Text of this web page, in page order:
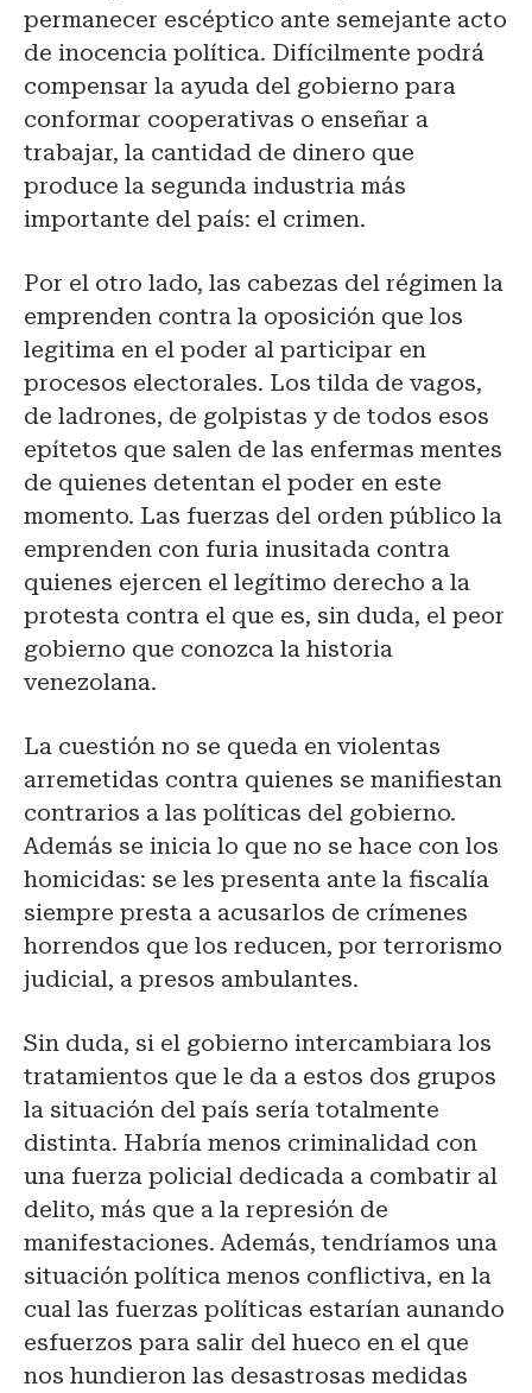
permanecer escéptico ante semejante acto
de inocencia política. Difícilmente podrá
compensar la ayuda del gobierno para
conformar cooperativas o enseñar a
trabajar, la cantidad de dinero que
produce la segunda industria más
importante del país: el crimen.
Por el otro lado, las cabezas del régimen la
emprenden contra la oposición que los
legitima en el poder al participar en
procesos electorales. Los tilda de vagos,
de ladrones, de golpistas y de todos esos
epítetos que salen de las enfermas mentes
de quienes detentan el poder en este
momento. Las fuerzas del orden público la
emprenden con furia inusitada contra
quienes ejercen el legítimo derecho a la
protesta contra el que es, sin duda, el peor
gobierno que conozca la historia
venezolana.
La cuestión no se queda en violentas
arremetidas contra quienes se manifiestan
contrarios a las políticas del gobierno.
Además se inicia lo que no se hace con los
homicidas: se les presenta ante la fiscalía
siempre presta a acusarlos de crímenes
horrendos que los reducen, por terrorismo
judicial, a presos ambulantes.
Sin duda, si el gobierno intercambiara los
tratamientos que le da a estos dos grupos
la situación del país sería totalmente
distinta. Habría menos criminalidad con
una fuerza policial dedicada a combatir al
delito, más que a la represión de
manifestaciones. Además, tendríamos una
situación política menos conflictiva, en la
cual las fuerzas políticas estarían aunando
esfuerzos para salir del hueco en el que
nos hundieron las desastrosas medidas